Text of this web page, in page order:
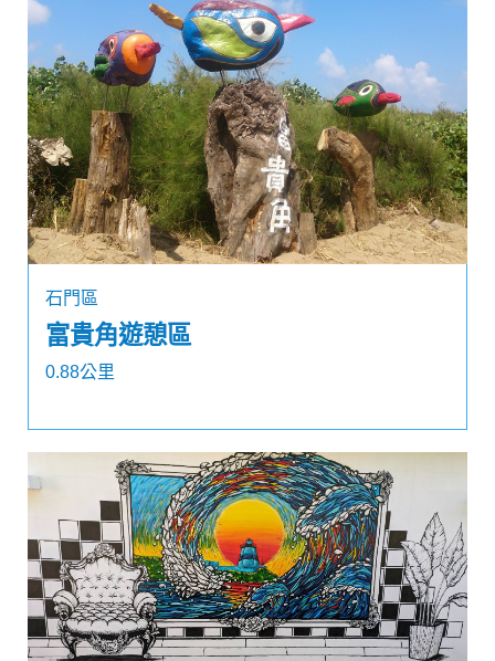
石門區
富貴角遊憩區
0.88公里